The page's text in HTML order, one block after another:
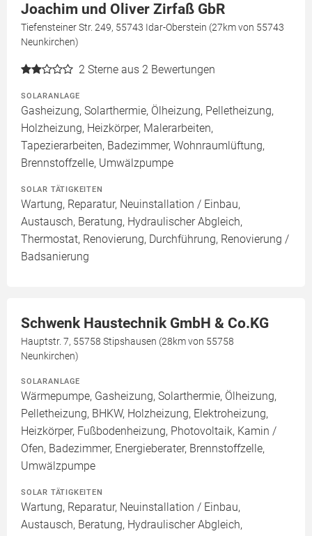
Joachim und Oliver Zirfaß GbR
Tiefensteiner Str. 249, 55743 Idar-Oberstein (27km von 55743
Neunkirchen)
2 Sterne aus 2 Bewertungen
SOLARANLAGE
Gasheizung, Solarthermie, Ölheizung, Pelletheizung,
Holzheizung, Heizkörper, Malerarbeiten,
Tapezierarbeiten, Badezimmer, Wohnraumlüftung,
Brennstoffzelle, Umwälzpumpe
SOLAR TÄTIGKEITEN
Wartung, Reparatur, Neuinstallation / Einbau,
Austausch, Beratung, Hydraulischer Abgleich,
Thermostat, Renovierung, Durchführung, Renovierung /
Badsanierung
Schwenk Haustechnik GmbH & Co.KG
Hauptstr. 7, 55758 Stipshausen (28km von 55758
Neunkirchen)
SOLARANLAGE
Wärmepumpe, Gasheizung, Solarthermie, Ölheizung,
Pelletheizung, BHKW, Holzheizung, Elektroheizung,
Heizkörper, Fußbodenheizung, Photovoltaik, Kamin /
Ofen, Badezimmer, Energieberater, Brennstoffzelle,
Umwälzpumpe
SOLAR TÄTIGKEITEN
Wartung, Reparatur, Neuinstallation / Einbau,
Austausch, Beratung, Hydraulischer Abgleich,